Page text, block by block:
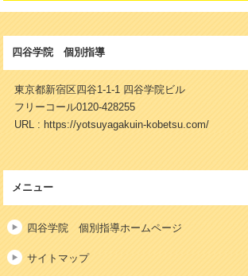
四谷学院 個別指導
東京都新宿区四谷1-1-1 四谷学院ビル
フリーコール0120-428255
URL : https://yotsuyagakuin-kobetsu.com/
メニュー
四谷学院 個別指導ホームページ
サイトマップ